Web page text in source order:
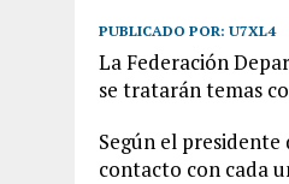
PUBLICADO POR: U7XL4
La Federación
se tratarán temas
Según el
contacto con cada